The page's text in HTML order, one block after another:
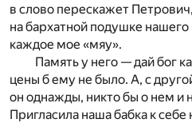
в слово перескажет
на бархатной подушке
каждое мое «мяу».
Память у него — дай бог
цены б ему не было. А, с
он однажды, никто бы о нем и
Пригласила наша бабка к